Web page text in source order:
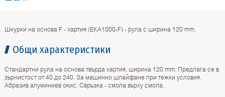
Шкурки на основа F - хартия (ЕКА1000-F) - рула с ширина 120 mm.
Общи характеристики
Стандартни рула на основа твърда хартия, ширина 120 mm. Предлага се в
зърнистост от 40 до 240. За машинно шлайфане при тежки условия.
Абразив алуминиев окис. Свръзка - смола върху смола.